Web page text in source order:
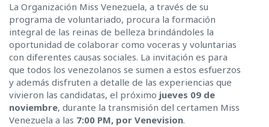
La Organización Miss Venezuela, a través de su
programa de voluntariado, procura la formación
integral de las reinas de belleza brindándoles la
oportunidad de colaborar como voceras y voluntarias
con diferentes causas sociales. La invitación es para
que todos los venezolanos se sumen a estos esfuerzos
y además disfruten a detalle de las experiencias que
vivieron las candidatas, el próximo jueves 09 de
noviembre, durante la transmisión del certamen Miss
Venezuela a las 7:00 PM, por Venevision.